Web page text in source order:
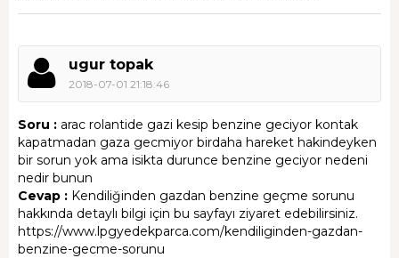
ugur topak
2018-07-01 21:18:46
Soru : arac rolantide gazi kesip benzine geciyor kontak
kapatmadan gaza gecmiyor birdaha hareket hakindeyken
bir sorun yok ama isikta durunce benzine geciyor nedeni
nedir bunun
Cevap : Kendiliğinden gazdan benzine geçme sorunu
hakkında detaylı bilgi için bu sayfayı ziyaret edebilirsiniz.
https://www.lpgyedekparca.com/kendiliginden-gazdan-
benzine-gecme-sorunu